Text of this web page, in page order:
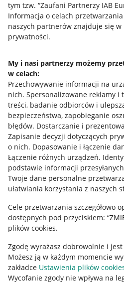
tym tzw. “Zaufani Partnerzy IAB
Informacja o celach
naszych partnerów znajduje się
prywatności.
My i nasi partnerzy możemy
w celach:
Przechowywanie informacji na
nich. Spersonalizowane reklamy i
treści, badanie odbiorców i
bezpieczeństwa, zapobieganie
błędów. Dostarczanie i
Zapisanie decyzji dotyczących
o nich. Dopasowanie i łączenie
Łączenie różnych urządzeń.
podstawie informacji
Twoje dane personalne
ułatwiania korzystania z naszych
Cele przetwarzania szczegółowo
dostępnych pod przyciskiem:
plików cookies.
Zgodę wyrażasz dobrowolnie i
Możesz ją w każdym momencie
zakładce Ustawienia plików
Wycofanie zgody nie wpływa na
Przydatne informacje
Jak to działa
Allegro Gadane dla sprzedających
Allegro Gadane dla kupujących
Mapa miejscowości
Informacje prawne
Regulamin
Polityka plików "cookies"
Ustawienia plików "cookies"
Udostępnianie lokalizacji
Informacje dla Aktu o Usługach
Pobierz aplikację